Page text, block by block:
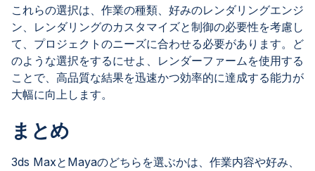
これらの選択は、作業の種類、好みのレンダリングエンジ
ン、レンダリングのカスタマイズと制御の必要性を考慮し
て、プロジェクトのニーズに合わせる必要があります。ど
のような選択をするにせよ、レンダーファームを使用する
ことで、高品質な結果を迅速かつ効率的に達成する能力が
大幅に向上します。
まとめ
3ds MaxとMayaのどちらを選ぶかは、作業内容や好み、